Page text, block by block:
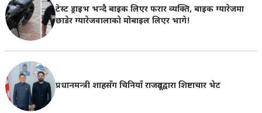
टेस्ट ड्राइभ भन्दै बाइक लिएर फरार व्यक्ति, बाइक ग्यारेजमा
छाडेर ग्यारेजवालाकाे मोबाइल लिएर भागे!
प्रधानमन्त्री शाहसँग चिनियाँ राजदूतद्वारा शिष्टाचार भेट